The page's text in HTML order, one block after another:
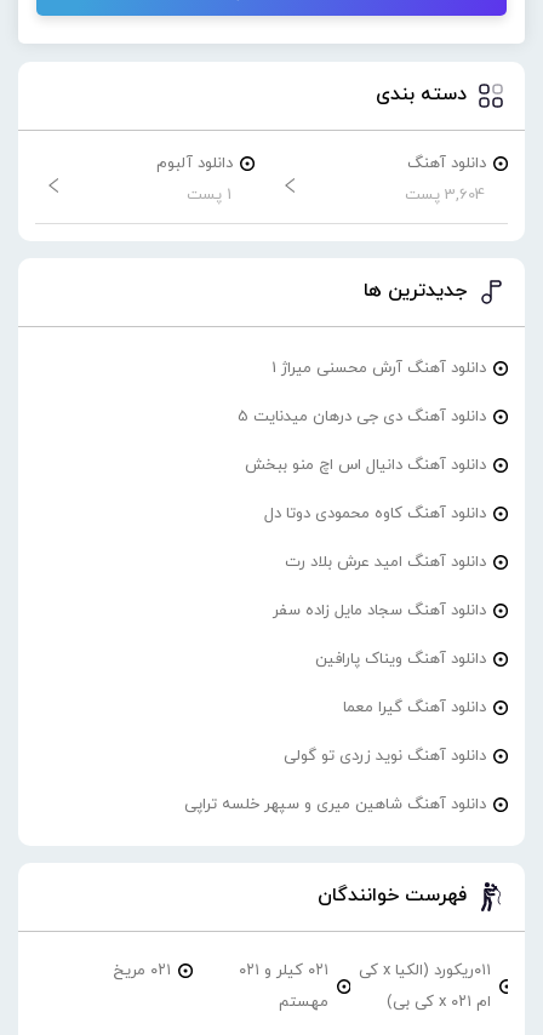
دسته بندی
دانلود آهنگ
3,604 پست
دانلود آلبوم
1 پست
جدیدترین ها
دانلود آهنگ آرش محسنی میراژ 1
دانلود آهنگ دی جی درهان میدنایت 5
دانلود آهنگ دانیال اس اچ منو ببخش
دانلود آهنگ کاوه محمودی دوتا دل
دانلود آهنگ امید عرش بلاد رت
دانلود آهنگ سجاد مایل زاده سفر
دانلود آهنگ ویناک پارافین
دانلود آهنگ گیرا معما
دانلود آهنگ نوید زردی تو گولی
دانلود آهنگ شاهین میری و سپهر خلسه تراپی
فهرست خوانندگان
۰۱۱ریکورد (الکیا x کی
ام ۰۲۱ x کی بی)
۰۲۱ کیلر و ۰۲۱
مهستم
۰۲۱ مریخ